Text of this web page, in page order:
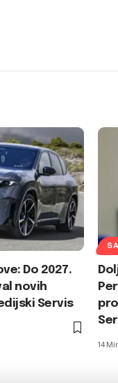
Do 2027.
novih
Servis
14